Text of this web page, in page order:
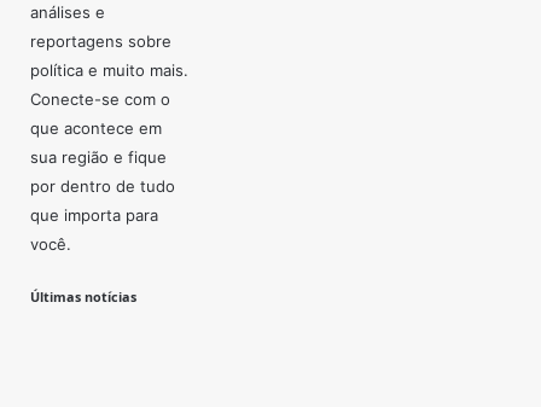
análises e
reportagens sobre
política e muito mais.
Conecte-se com o
que acontece em
sua região e fique
por dentro de tudo
que importa para
você.
Últimas notícias